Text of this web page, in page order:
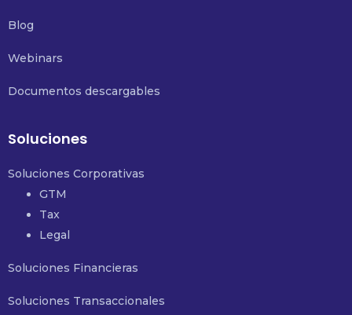
Blog
Webinars
Documentos descargables
Soluciones
Soluciones Corporativas
GTM
Tax
Legal
Soluciones Financieras
Soluciones Transaccionales